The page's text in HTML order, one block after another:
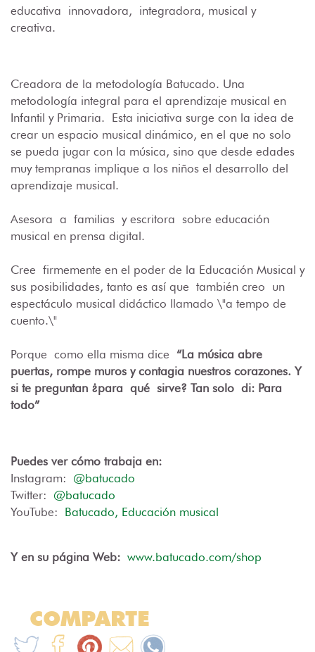
educativa innovadora, integradora, musical y
creativa.
Creadora de la metodología Batucado. Una
metodología integral para el aprendizaje musical en
Infantil y Primaria. Esta iniciativa surge con la idea de
crear un espacio musical dinámico, en el que no solo
se pueda jugar con la música, sino que desde edades
muy tempranas implique a los niños el desarrollo del
aprendizaje musical.
Asesora a familias y escritora sobre educación
musical en prensa digital.
Cree firmemente en el poder de la Educación Musical y
sus posibilidades, tanto es así que también creo un
espectáculo musical didáctico llamado \"a tempo de
cuento.\"
Porque como ella misma dice “La música abre
puertas, rompe muros y contagia nuestros corazones. Y
si te preguntan ¿para qué sirve? Tan solo di: Para
todo”
Puedes ver cómo trabaja en:
Instagram: @batucado
Twitter: @batucado
YouTube: Batucado, Educación musical
Y en su página Web: www.batucado.com/shop
COMPARTE